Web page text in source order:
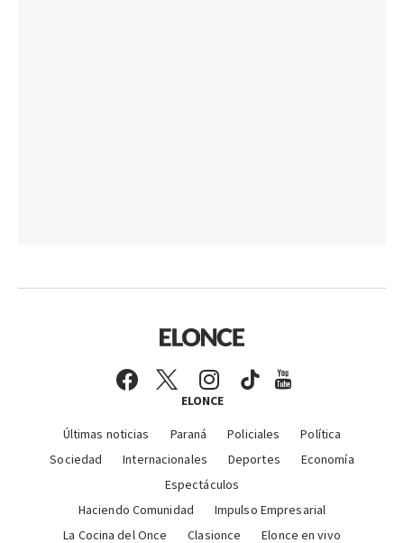
ELONCE
Últimas noticias Paraná Policiales
Política
Sociedad
Internacionales Deportes
Economía
Espectáculos
Haciendo Comunidad
Impulso Empresarial
La Cocina del Once
Clasionce Elonce en vivo